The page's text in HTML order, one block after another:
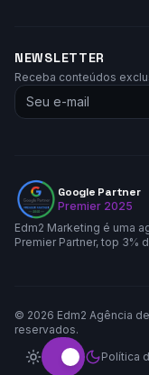
NEWSLETTER
Receba conteúdos
Google Partner
Premier 2025
Edm2 Marketing é uma
Premier Partner, top 3%
© 2026 Edm2 Agência
reservados.
Política